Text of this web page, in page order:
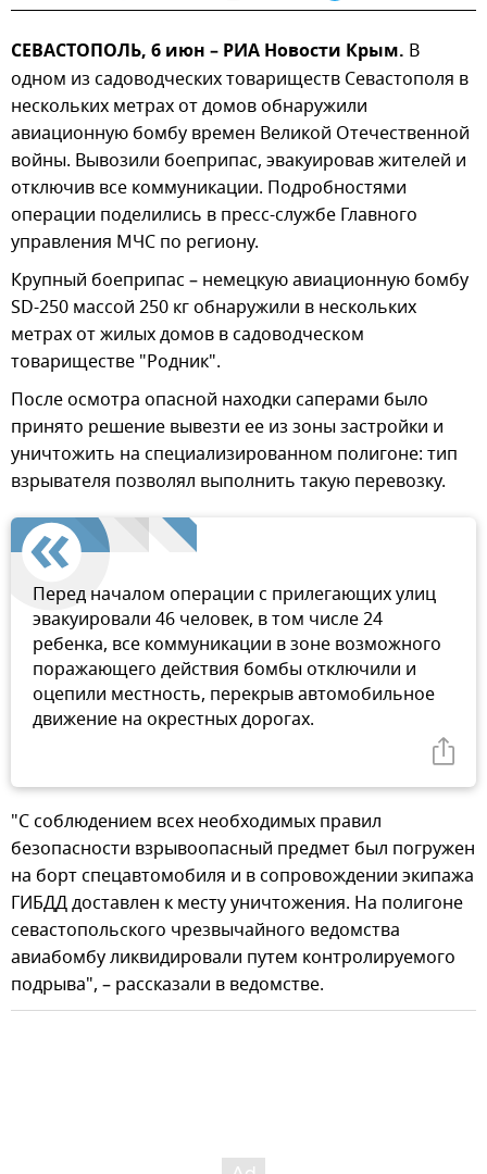
СЕВАСТОПОЛЬ, 6 июн – РИА Новости Крым. В
одном из садоводческих товариществ Севастополя в
нескольких метрах от домов обнаружили
авиационную бомбу времен Великой Отечественной
войны. Вывозили боеприпас, эвакуировав жителей и
отключив все коммуникации. Подробностями
операции поделились в пресс-службе Главного
управления МЧС по региону.
Крупный боеприпас – немецкую авиационную бомбу
SD-250 массой 250 кг обнаружили в нескольких
метрах от жилых домов в садоводческом
товариществе "Родник".
После осмотра опасной находки саперами было
принято решение вывезти ее из зоны застройки и
уничтожить на специализированном полигоне: тип
взрывателя позволял выполнить такую перевозку.
Перед началом операции с прилегающих улиц
эвакуировали 46 человек, в том числе 24
ребенка, все коммуникации в зоне возможного
поражающего действия бомбы отключили и
оцепили местность, перекрыв автомобильное
движение на окрестных дорогах.
"С соблюдением всех необходимых правил
безопасности взрывоопасный предмет был погружен
на борт спецавтомобиля и в сопровождении экипажа
ГИБДД доставлен к месту уничтожения. На полигоне
севастопольского чрезвычайного ведомства
авиабомбу ликвидировали путем контролируемого
подрыва", – рассказали в ведомстве.